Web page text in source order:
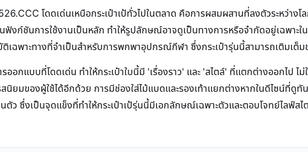
โดดเด่นเหนือกระเป๋าเป้ทั่วไปในตลาด คือการผสมผสานที่ลงตัวระหว่าง
งก์ชันการใช้งานเป็นหลัก ทำให้รูปลักษณ์อาจดูเป็นทางการหรือจำกัดอยู่เฉพาะ
พาะทางที่จำเป็นสำหรับการพกพาอุปกรณ์กีฬา ซึ่งกระเป๋ารุ่นนี้สามารถเติมเต็ม
แบบที่โดดเด่น ทำให้กระเป๋าใบนี้มี 'เรื่องราว' และ 'สไตล์' ที่แตกต่างออกไป ไม่
ยมของผู้ใช้ได้อีกด้วย การมีช่องใส่ไม้แบดและรองเท้าแยกต่างหากในดีไซน์ที่ดูทั
ซึ่งเป็นจุดแข็งที่ทำให้กระเป๋าเป้รุ่นนี้มีเอกลักษณ์เฉพาะตัวและตอบโจทย์ไลฟ์ส